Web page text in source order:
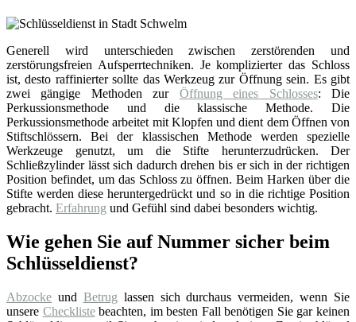
Generell wird unterschieden zwischen zerstörenden und
zerstörungsfreien Aufsperrtechniken. Je komplizierter das Schloss
ist, desto raffinierter sollte das Werkzeug zur Öffnung sein. Es gibt
zwei gängige Methoden zur Öffnung eines Schlosses: Die
Perkussionsmethode und die klassische Methode. Die
Perkussionsmethode arbeitet mit Klopfen und dient dem Öffnen von
Stiftschlössern. Bei der klassischen Methode werden spezielle
Werkzeuge genutzt, um die Stifte herunterzudrücken. Der
Schließzylinder lässt sich dadurch drehen bis er sich in der richtigen
Position befindet, um das Schloss zu öffnen. Beim Harken über die
Stifte werden diese heruntergedrückt und so in die richtige Position
gebracht. Erfahrung und Gefühl sind dabei besonders wichtig.
Wie gehen Sie auf Nummer sicher beim
Schlüsseldienst?
Abzocke und Betrug lassen sich durchaus vermeiden, wenn Sie
unsere Checklistebeachten, im besten Fall benötigen Sie gar keinen